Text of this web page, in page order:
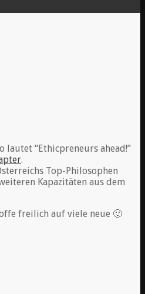
“Ethicpreneurs ahead!”
.
Top-Philosophen
Kapazitäten aus dem
freilich auf viele neue 🙂